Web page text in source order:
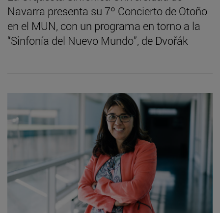
Navarra presenta su 7º Concierto de Otoño
en el MUN, con un programa en torno a la
“Sinfonía del Nuevo Mundo”, de Dvořák